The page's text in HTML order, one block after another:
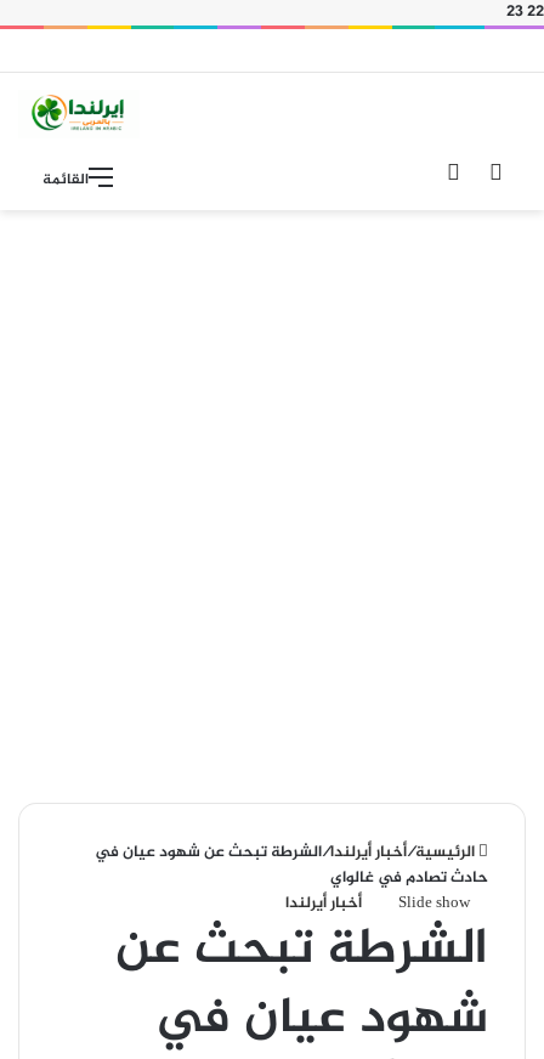
22
23
بحث
القائمة
الرئيسية/أخبار أيرلندا/الشرطة تبحث عن شهود عيان في
حادث تصادم في غالواي
Slide show
أخبار أيرلندا
الشرطة تبحث عن
شهود عيان في